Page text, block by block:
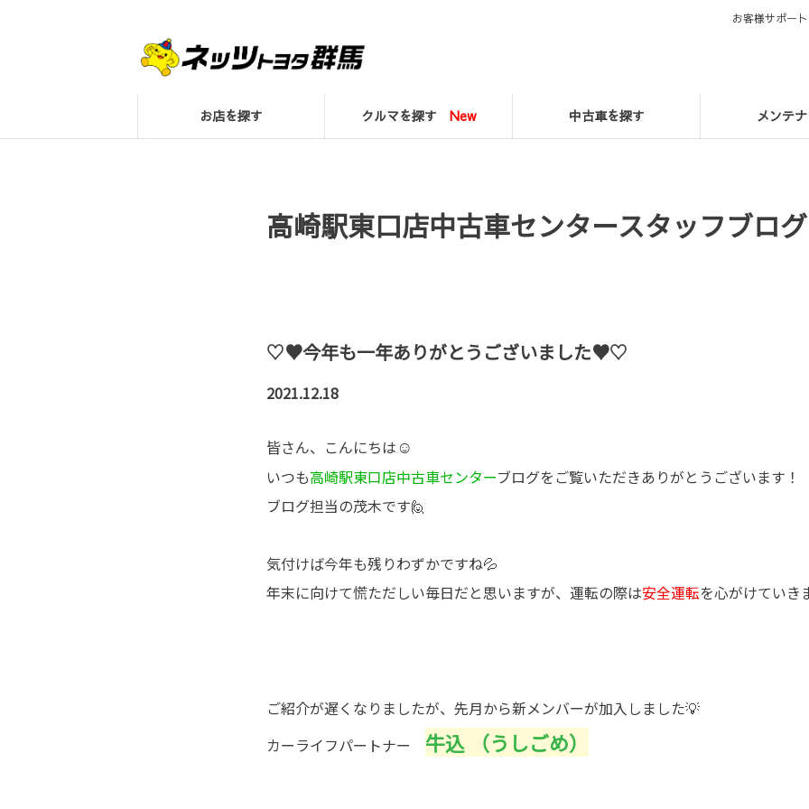
お店を探す クルマを探す New 中古車を探す メンテ
お客様サポー
高崎駅東口店中古車センタースタッフブログ
♡♥今年も一年ありがとうございました♥♡
2021.12.18
皆さん、こんにちは☺
いつも高崎駅東口店中古車センターブログをご覧いただきありがとうございます！
ブログ担当の茂木です🙋
気付けば今年も残りわずかですね💦
年末に向けて慌ただしい毎日だと思いますが、運転の際は安全運転を心がけていき
ご紹介が遅くなりましたが、先月から新メンバーが加入しました💡
カーライフパートナー 牛込 （うしごめ）